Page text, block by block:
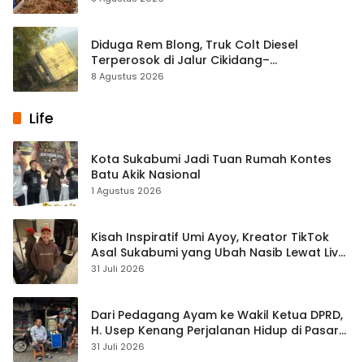
Diduga Rem Blong, Truk Colt Diesel
Terperosok di Jalur Cikidang–
Palabuhanratu
8 Agustus 2026
Life
Kota Sukabumi Jadi Tuan Rumah Kontes
Batu Akik Nasional
1 Agustus 2026
Kisah Inspiratif Umi Ayoy, Kreator TikTok
Asal Sukabumi yang Ubah Nasib Lewat Live
Streaming
31 Juli 2026
Dari Pedagang Ayam ke Wakil Ketua DPRD,
H. Usep Kenang Perjalanan Hidup di Pasar
Cisaat
31 Juli 2026